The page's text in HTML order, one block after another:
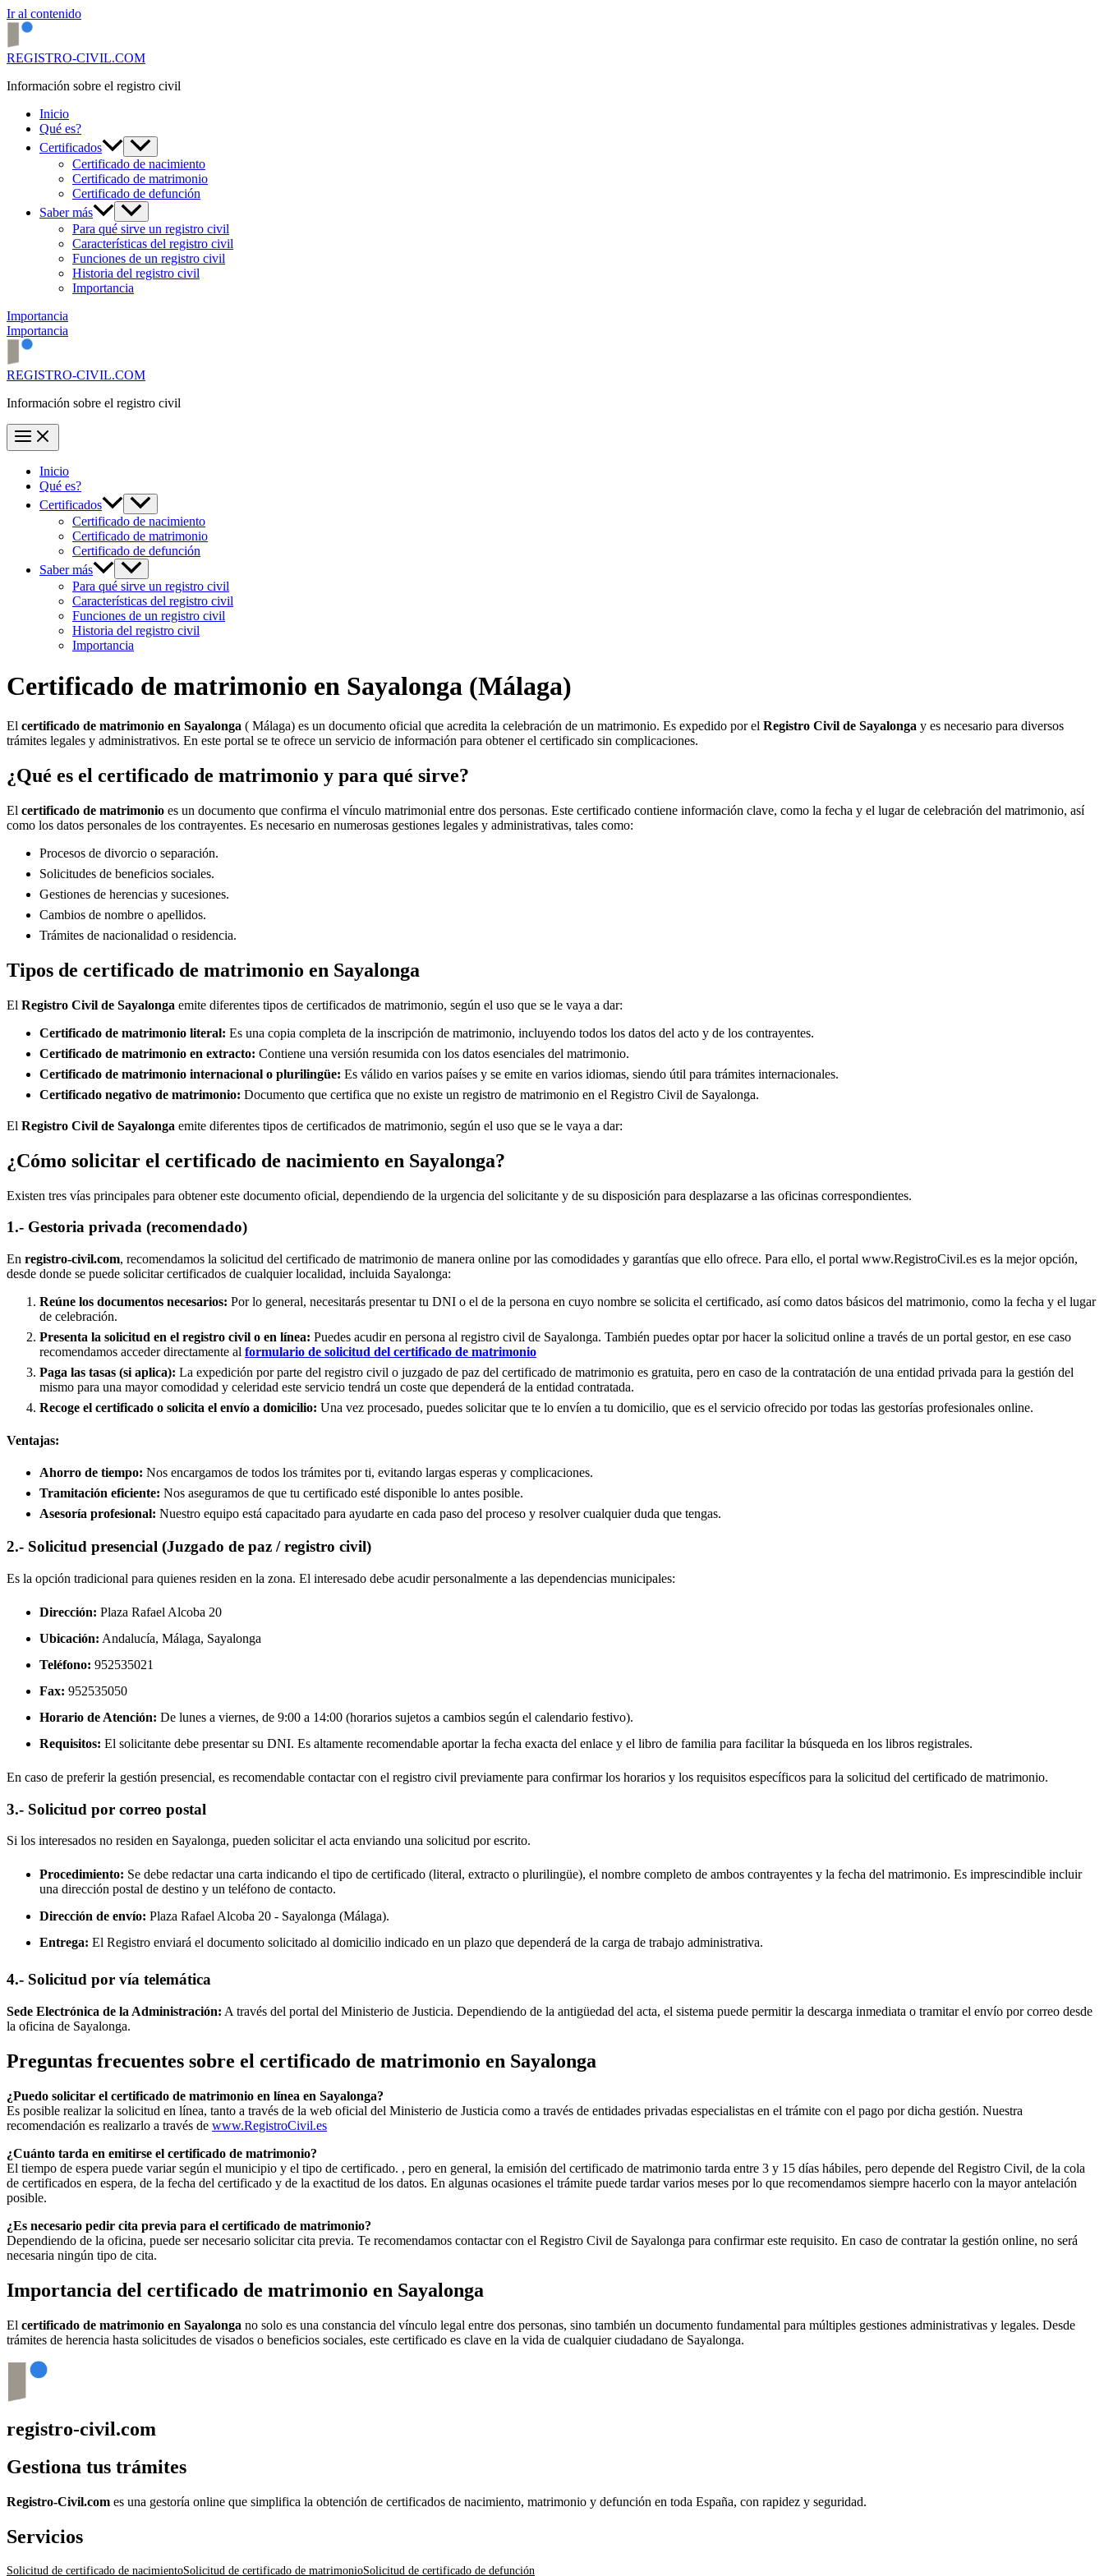
Ir al contenido
REGISTRO-CIVIL.COM
Información sobre el registro civil
Inicio
Qué es?
Certificados
Certificado de nacimiento
Certificado de matrimonio
Certificado de defunción
Saber más
Para qué sirve un registro civil
Características del registro civil
Funciones de un registro civil
Historia del registro civil
Importancia
Importancia
Importancia
REGISTRO-CIVIL.COM
Información sobre el registro civil
Inicio
Qué es?
Certificados
Certificado de nacimiento
Certificado de matrimonio
Certificado de defunción
Saber más
Para qué sirve un registro civil
Características del registro civil
Funciones de un registro civil
Historia del registro civil
Importancia
Certificado de matrimonio en Sayalonga (Málaga)
El certificado de matrimonio en Sayalonga ( Málaga) es un documento oficial que acredita la celebración de un matrimonio. Es expedido por el Registro Civil de Sayalonga y es necesario para diversos
trámites legales y administrativos. En este portal se te ofrece un servicio de información para obtener el certificado sin complicaciones.
¿Qué es el certificado de matrimonio y para qué sirve?
El certificado de matrimonio es un documento que confirma el vínculo matrimonial entre dos personas. Este certificado contiene información clave, como la fecha y el lugar de celebración del matrimonio, así
como los datos personales de los contrayentes. Es necesario en numerosas gestiones legales y administrativas, tales como:
Procesos de divorcio o separación.
Solicitudes de beneficios sociales.
Gestiones de herencias y sucesiones.
Cambios de nombre o apellidos.
Trámites de nacionalidad o residencia.
Tipos de certificado de matrimonio en Sayalonga
El Registro Civil de Sayalonga emite diferentes tipos de certificados de matrimonio, según el uso que se le vaya a dar:
Certificado de matrimonio literal: Es una copia completa de la inscripción de matrimonio, incluyendo todos los datos del acto y de los contrayentes.
Certificado de matrimonio en extracto: Contiene una versión resumida con los datos esenciales del matrimonio.
Certificado de matrimonio internacional o plurilingüe: Es válido en varios países y se emite en varios idiomas, siendo útil para trámites internacionales.
Certificado negativo de matrimonio: Documento que certifica que no existe un registro de matrimonio en el Registro Civil de Sayalonga.
El Registro Civil de Sayalonga emite diferentes tipos de certificados de matrimonio, según el uso que se le vaya a dar:
¿Cómo solicitar el certificado de nacimiento en Sayalonga?
Existen tres vías principales para obtener este documento oficial, dependiendo de la urgencia del solicitante y de su disposición para desplazarse a las oficinas correspondientes.
1.- Gestoria privada (recomendado)
En registro-civil.com, recomendamos la solicitud del certificado de matrimonio de manera online por las comodidades y garantías que ello ofrece. Para ello, el portal www.RegistroCivil.es es la mejor opción,
desde donde se puede solicitar certificados de cualquier localidad, incluida Sayalonga:
Reúne los documentos necesarios: Por lo general, necesitarás presentar tu DNI o el de la persona en cuyo nombre se solicita el certificado, así como datos básicos del matrimonio, como la fecha y el lugar
de celebración.
Presenta la solicitud en el registro civil o en línea: Puedes acudir en persona al registro civil de Sayalonga. También puedes optar por hacer la solicitud online a través de un portal gestor, en ese caso
recomendamos acceder directamente al formulario de solicitud del certificado de matrimonio
Paga las tasas (si aplica): La expedición por parte del registro civil o juzgado de paz del certificado de matrimonio es gratuita, pero en caso de la contratación de una entidad privada para la gestión del
mismo para una mayor comodidad y celeridad este servicio tendrá un coste que dependerá de la entidad contratada.
Recoge el certificado o solicita el envío a domicilio: Una vez procesado, puedes solicitar que te lo envíen a tu domicilio, que es el servicio ofrecido por todas las gestorías profesionales online.
Ventajas:
Ahorro de tiempo: Nos encargamos de todos los trámites por ti, evitando largas esperas y complicaciones.
Tramitación eficiente: Nos aseguramos de que tu certificado esté disponible lo antes posible.
Asesoría profesional: Nuestro equipo está capacitado para ayudarte en cada paso del proceso y resolver cualquier duda que tengas.
2.- Solicitud presencial (Juzgado de paz / registro civil)
Es la opción tradicional para quienes residen en la zona. El interesado debe acudir personalmente a las dependencias municipales:
Dirección: Plaza Rafael Alcoba 20
Ubicación: Andalucía, Málaga, Sayalonga
Teléfono: 952535021
Fax: 952535050
Horario de Atención: De lunes a viernes, de 9:00 a 14:00 (horarios sujetos a cambios según el calendario festivo).
Requisitos: El solicitante debe presentar su DNI. Es altamente recomendable aportar la fecha exacta del enlace y el libro de familia para facilitar la búsqueda en los libros registrales.
En caso de preferir la gestión presencial, es recomendable contactar con el registro civil previamente para confirmar los horarios y los requisitos específicos para la solicitud del certificado de matrimonio.
3.- Solicitud por correo postal
Si los interesados no residen en Sayalonga, pueden solicitar el acta enviando una solicitud por escrito.
Procedimiento: Se debe redactar una carta indicando el tipo de certificado (literal, extracto o plurilingüe), el nombre completo de ambos contrayentes y la fecha del matrimonio. Es imprescindible incluir
una dirección postal de destino y un teléfono de contacto.
Dirección de envío: Plaza Rafael Alcoba 20 - Sayalonga (Málaga).
Entrega: El Registro enviará el documento solicitado al domicilio indicado en un plazo que dependerá de la carga de trabajo administrativa.
4.- Solicitud por vía telemática
Sede Electrónica de la Administración: A través del portal del Ministerio de Justicia. Dependiendo de la antigüedad del acta, el sistema puede permitir la descarga inmediata o tramitar el envío por correo desde
la oficina de Sayalonga.
Preguntas frecuentes sobre el certificado de matrimonio en Sayalonga
¿Puedo solicitar el certificado de matrimonio en línea en Sayalonga?
Es posible realizar la solicitud en línea, tanto a través de la web oficial del Ministerio de Justicia como a través de entidades privadas especialistas en el trámite con el pago por dicha gestión. Nuestra
recomendación es realizarlo a través de www.RegistroCivil.es
¿Cuánto tarda en emitirse el certificado de matrimonio?
El tiempo de espera puede variar según el municipio y el tipo de certificado. , pero en general, la emisión del certificado de matrimonio tarda entre 3 y 15 días hábiles, pero depende del Registro Civil, de la cola
de certificados en espera, de la fecha del certificado y de la exactitud de los datos. En algunas ocasiones el trámite puede tardar varios meses por lo que recomendamos siempre hacerlo con la mayor antelación
posible.
¿Es necesario pedir cita previa para el certificado de matrimonio?
Dependiendo de la oficina, puede ser necesario solicitar cita previa. Te recomendamos contactar con el Registro Civil de Sayalonga para confirmar este requisito. En caso de contratar la gestión online, no será
necesaria ningún tipo de cita.
Importancia del certificado de matrimonio en Sayalonga
El certificado de matrimonio en Sayalonga no solo es una constancia del vínculo legal entre dos personas, sino también un documento fundamental para múltiples gestiones administrativas y legales. Desde
trámites de herencia hasta solicitudes de visados o beneficios sociales, este certificado es clave en la vida de cualquier ciudadano de Sayalonga.
registro-civil.com
Gestiona tus trámites
Registro-Civil.com es una gestoría online que simplifica la obtención de certificados de nacimiento, matrimonio y defunción en toda España, con rapidez y seguridad.
Servicios
Solicitud de certificado de nacimientoSolicitud de certificado de matrimonioSolicitud de certificado de defunción